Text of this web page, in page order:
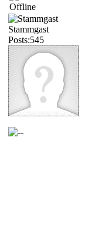
Stammgast
Posts:545